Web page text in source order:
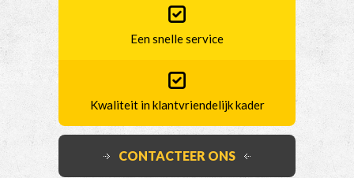
Een snelle service
Kwaliteit in klantvriendelijk kader
CONTACTEER ONS